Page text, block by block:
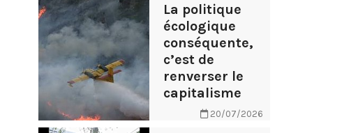
La politique
écologique
conséquente,
c’est de
renverser le
capitalisme
20/07/2026